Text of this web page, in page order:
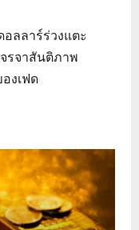
ลลาร์ร่วงแตะ
รจาสันติภาพ
งเฟด